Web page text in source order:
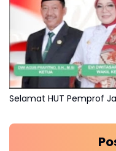
Selamat HUT Pemprof